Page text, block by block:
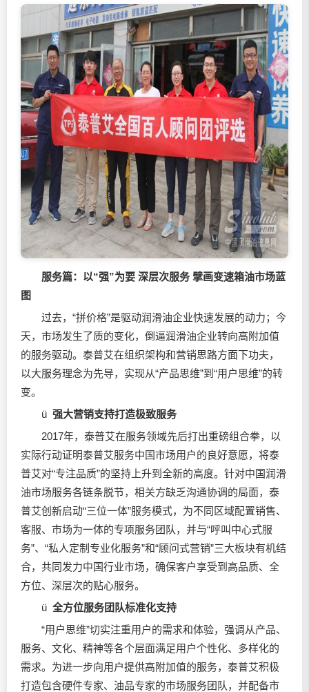
服务篇：以“强”为要 深层次服务 擘画变速箱油市场蓝
图
过去，“拼价格”是驱动润滑油企业快速发展的动力；今
天，市场发生了质的变化，倒逼润滑油企业转向高附加值
的服务驱动。泰普艾在组织架构和营销思路方面下功夫，
以大服务理念为先导，实现从“产品思维”到“用户思维”的转
变。
ü 强大营销支持打造极致服务
2017年，泰普艾在服务领域先后打出重磅组合拳，以
实际行动证明泰普艾服务中国市场用户的良好意愿，将泰
普艾对“专注品质”的坚持上升到全新的高度。针对中国润滑
油市场服务各链条脱节，相关方缺乏沟通协调的局面，泰
普艾创新启动“三位一体”服务模式，为不同区域配置销售、
客服、市场为一体的专项服务团队，并与“呼叫中心式服
务”、“私人定制专业化服务”和“顾问式营销”三大板块有机结
合，共同发力中国行业市场，确保客户享受到高品质、全
方位、深层次的贴心服务。
ü 全方位服务团队标准化支持
“用户思维”切实注重用户的需求和体验，强调从产品、
服务、文化、精神等各个层面满足用户个性化、多样化的
需求。为进一步向用户提供高附加值的服务，泰普艾积极
打造包含硬件专家、油品专家的市场服务团队，并配备市